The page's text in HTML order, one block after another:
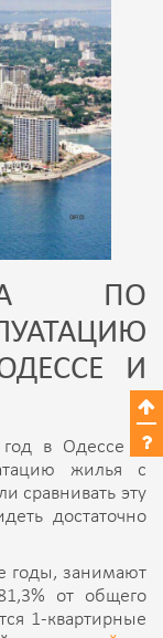
ПО
И
год в Одессе и
жилья с
сравнивать эту
достаточно
годы, занимают
от общего
1-квартирные